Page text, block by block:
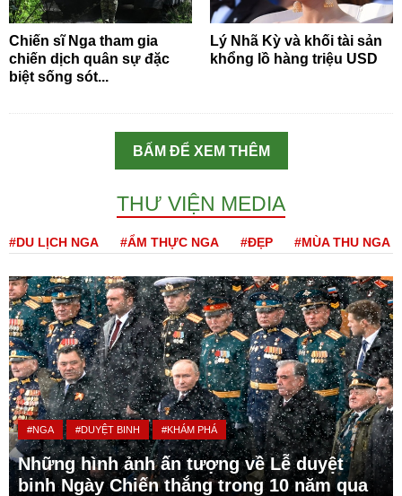
Chiến sĩ Nga tham gia
chiến dịch quân sự đặc
biệt sống sót...
Lý Nhã Kỳ và khối tài sản
khổng lồ hàng triệu USD
BẤM ĐỂ XEM THÊM
THƯ VIỆN MEDIA
#DU LỊCH NGA #ẨM THỰC NGA #ĐẸP #MÙA THU NGA
#NGA #DUYỆT BINH #KHÁM PHÁ
Những hình ảnh ấn tượng về Lễ duyệt
binh Ngày Chiến thắng trong 10 năm qua